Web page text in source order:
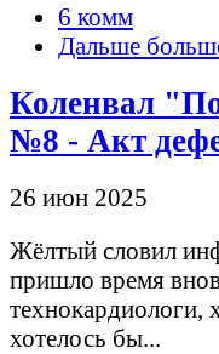
6 комм
Дальше
Коленвал
№8 - Акт
26 июн 2025
Жёлтый словил
пришло время
технокардиологи,
хотелось бы...